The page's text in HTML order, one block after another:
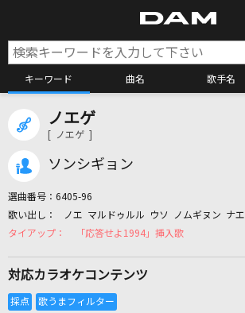
キーワード 曲名 歌手名
カラオケリクエスト
ノエゲ
[ ノエゲ ]
ソンシギョン
選曲番号： 6405-96
ノエ マルドゥルル ウソ ノムギヌン ナエ
「応答せよ1994」挿入歌
対応カラオケコンテンツ